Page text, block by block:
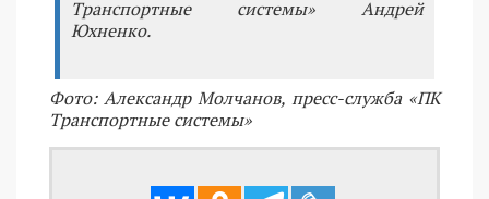
Транспортные системы» Андрей
Юхненко.
Фото: Александр Молчанов, пресс-служба «ПК
Транспортные системы»